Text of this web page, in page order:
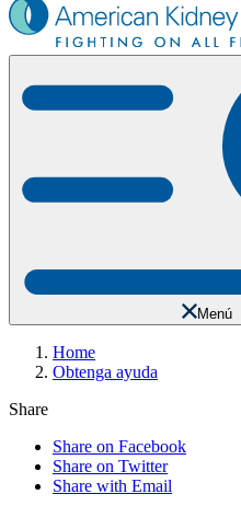
Menú
Home
Obtenga ayuda
Share
Share on Facebook
Share on Twitter
Share with Email